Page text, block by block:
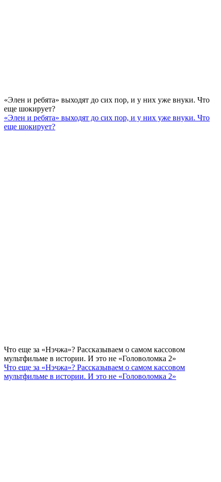
«Элен и ребята» выходят до сих пор, и у них уже внуки. Что
еще шокирует?
«Элен и ребята» выходят до сих пор, и у них уже внуки. Что
еще шокирует?
Что еще за «Нэчжа»? Рассказываем о самом кассовом
мультфильме в истории. И это не «Головоломка 2»
Что еще за «Нэчжа»? Рассказываем о самом кассовом
мультфильме в истории. И это не «Головоломка 2»